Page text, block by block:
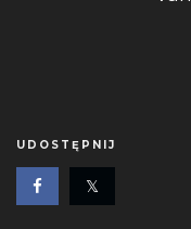
UDOSTĘPNIJ